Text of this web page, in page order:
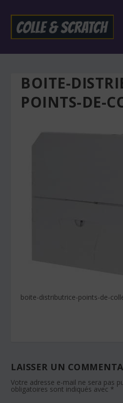
BOITE-
POINTS-DE-
boite-distributrice-points-de-
LAISSER UN
Votre adresse e-mail ne sera pas
obligatoires sont indiqués avec *